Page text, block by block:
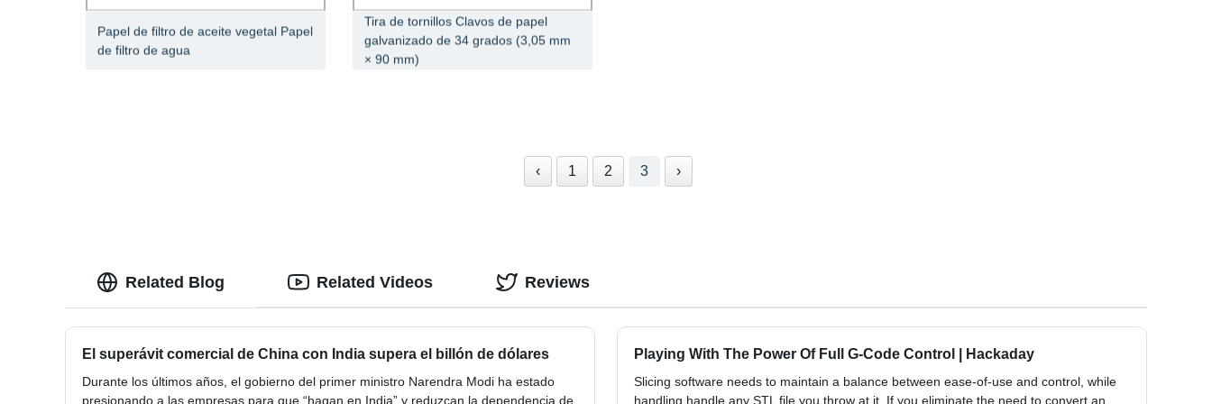
Papel de filtro de aceite vegetal Papel
de filtro de agua
Tira de tornillos Clavos de papel
galvanizado de 34 grados (3,05 mm
× 90 mm)
‹ 1 2 3 ›
Related Blog
El superávit comercial de China con India supera el billón de dólares
Durante los últimos años, el gobierno del primer ministro Narendra Modi ha estado
presionando a las empresas para que “hagan en India” y reduzcan la dependencia de
Playing With The Power Of Full G-Code Control | Hackaday
Slicing software needs to maintain a balance between ease-of-use and control, while
handling handle any STL file you throw at it. If you eliminate the need to convert an
Related Videos Reviews